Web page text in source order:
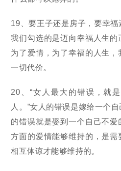
19、要王子还是房子，要幸
我们勾选的是迈向幸福人生的
为了爱情，为了幸福的人生
一切代价。
20、“女人最大的错误，就
人。”女人的错误是嫁给一个
的错误就是娶到一个自己不
方面的爱情能够维持的，是需
相互体谅才能够维持的。